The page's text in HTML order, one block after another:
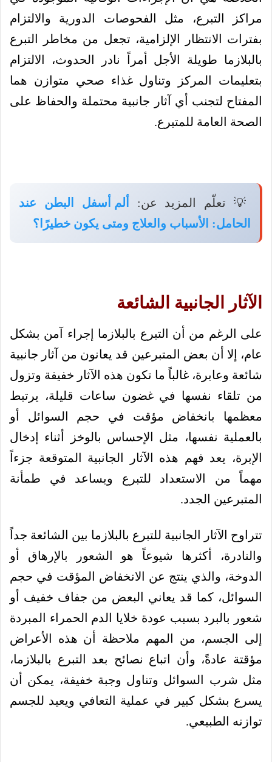
مراكز التبرع، مثل الفحوصات الدورية والالتزام
بفترات الانتظار الإلزامية، تجعل من مخاطر التبرع
بالبلازما طويلة الأجل أمراً نادر الحدوث، الالتزام
بتعليمات المركز وتناول غذاء صحي متوازن هما
المفتاح لتجنب أي آثار جانبية محتملة والحفاظ على
الصحة العامة للمتبرع.
💡 تعلّم المزيد عن:
ألم أسفل البطن عند
الحامل: الأسباب والعلاج ومتى يكون خطيرًا؟
الآثار الجانبية الشائعة
على الرغم من أن التبرع بالبلازما إجراء آمن بشكل
عام، إلا أن بعض المتبرعين قد يعانون من آثار جانبية
شائعة وعابرة، غالباً ما تكون هذه الآثار خفيفة وتزول
من تلقاء نفسها في غضون ساعات قليلة، يرتبط
معظمها بانخفاض مؤقت في حجم السوائل أو
بالعملية نفسها، مثل الإحساس بالوخز أثناء إدخال
الإبرة، يعد فهم هذه الآثار الجانبية المتوقعة جزءاً
مهماً من الاستعداد للتبرع ويساعد في طمأنة
المتبرعين الجدد.
تتراوح الآثار الجانبية للتبرع بالبلازما بين الشائعة جداً
والنادرة، أكثرها شيوعاً هو الشعور بالإرهاق أو
الدوخة، والذي ينتج عن الانخفاض المؤقت في حجم
السوائل، كما قد يعاني البعض من جفاف خفيف أو
شعور بالبرد بسبب عودة خلايا الدم الحمراء المبردة
إلى الجسم، من المهم ملاحظة أن هذه الأعراض
مؤقتة عادةً، وأن اتباع نصائح بعد التبرع بالبلازما،
مثل شرب السوائل وتناول وجبة خفيفة، يمكن أن
يسرع بشكل كبير في عملية التعافي ويعيد للجسم
توازنه الطبيعي.